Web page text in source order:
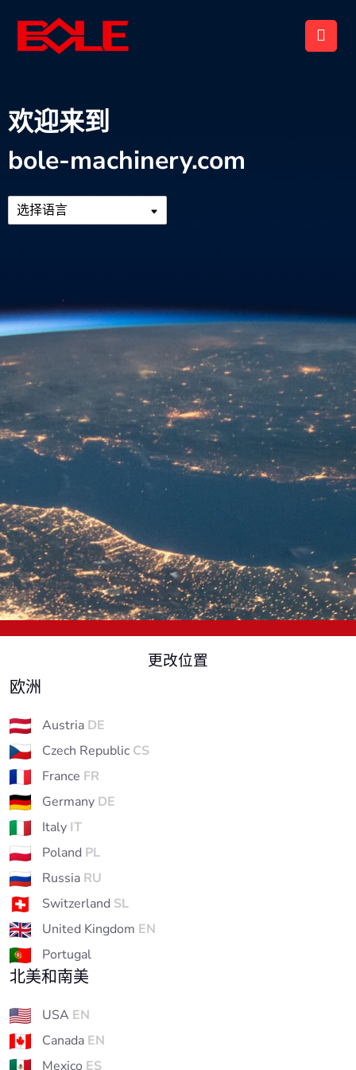
欢迎来到
bole-machinery.com
选择语言
更改位置
欧洲
Austria DE
Czech Republic CS
France FR
Germany DE
Italy IT
Poland PL
Russia RU
Switzerland SL
United Kingdom EN
Portugal
北美和南美
USA EN
Canada EN
Mexico ES